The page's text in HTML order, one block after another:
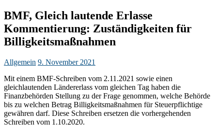
BMF, Gleich lautende Erlasse
Kommentierung: Zuständigkeiten für
Billigkeitsmaßnahmen
Allgemein 9. November 2021
Mit einem BMF-Schreiben vom 2.11.2021 sowie einen
gleichlautenden Ländererlass vom gleichen Tag haben die
Finanzbehörden Stellung zu der Frage genommen, welche Behörde
bis zu welchen Betrag Billigkeitsmaßnahmen für Steuerpflichtige
gewähren darf. Diese Schreiben ersetzen die vorhergehenden
Schreiben vom 1.10.2020.